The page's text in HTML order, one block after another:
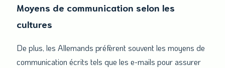
Moyens de communication selon les
cultures
De plus, les Allemands préfèrent souvent les moyens de
communication écrits tels que les e-mails pour assurer